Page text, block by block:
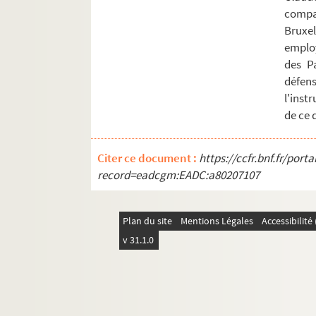
Ms Chiflet 64. Epitaphes recueillies
Ms Chiflet 65. « Pièces historiques
Ms Chiflet 66. « Pièces historiques
Ms Chiflet 67. « Pièces historiques
Ms Chiflet 68. « Pièces historiques
Ms Chiflet 69. Supplément aux recueils
des
de ce
Citer ce document : https://ccfr.bnf.fr/
record=eadcgm:EADC:a80207107
Plan du site Mentions Légales
v 31.1.0